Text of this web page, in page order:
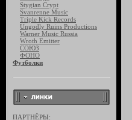
Stygian Crypt
Svanrenne Music
Triple Kick Records
Ungodly Ruins Productions
Warner Music Russia
Wroth Emitter
СОЮЗ
ФОНО
Футболки
ПАРТНЁРЫ: